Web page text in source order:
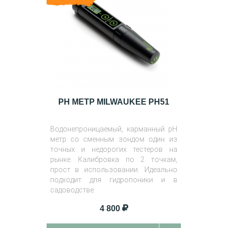
PH МЕТР MILWAUKEE PH51
Водонепроницаемый, карманный pH
метр со сменным зондом один из
точных и недорогих тестеров на
рынке. Калибровка по 2 точкам,
прост в использовании. Идеально
подходит для гидропоники и в
садоводстве.
4 800